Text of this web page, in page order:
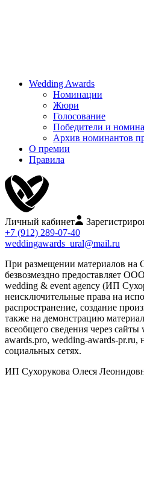
Wedding Awards
Номинации
Жюри
Голосование
Победители и
Архив номинантов
О премии
Правила
Личный кабинет
+7 (912) 289-07-40
weddingawards_ural@mail.ru
При размещении материалов на
безвозмездно предоставляет
wedding & event agency (ИП
неисключительные права на
распространение, создание
также на демонстрацию
всеобщего сведения через
awards.pro, wedding-awards-
социальных сетях.
ИП Сухорукова Олеся